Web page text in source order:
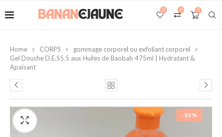
0
0
0
Home CORPS
gommage corporel ou exfoliant corporel
Gel Douche D.E.S5.5 aux Huiles de Baobab 475ml | Hydratant &
Apaisant
-33%